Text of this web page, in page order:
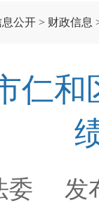
公开 > 财政信息
仁
委 发